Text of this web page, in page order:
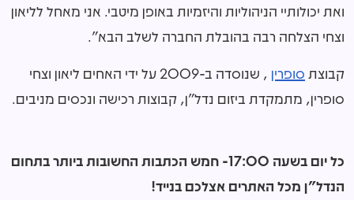
ואת יכולותיי הניהוליות והיזמיות באופן מיטבי. אני מאחל לליאון
וצחי הצלחה רבה בהובלת החברה לשלב הבא".
קבוצת סופרין
, שנוסדה ב-2009 על ידי האחים ליאון וצחי
סופרין, מתמקדת ביזום נדל״ן, קבוצות רכישה ונכסים מניבים.
כל יום בשעה 17:00- חמש הכתבות החשובות ביותר בתחום
הנדל"ן מכל האתרים אצלכם בנייד!